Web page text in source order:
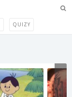
QUIZY